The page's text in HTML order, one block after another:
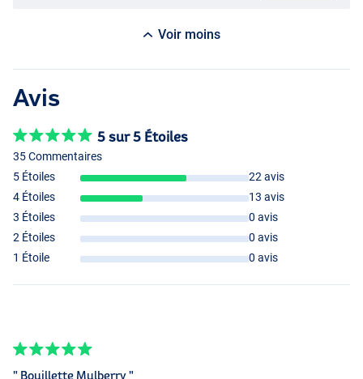
Voir moins
Avis
5 sur 5 Étoiles
35 Commentaires
5 Étoiles
22 avis
4 Étoiles
13 avis
3 Étoiles
0 avis
2 Étoiles
0 avis
1 Étoile
0 avis
" Bouillette Mulberry "